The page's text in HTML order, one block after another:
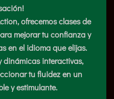
ofrecemos clases de
mejorar tu confianza y
en el idioma que elijas.
dinámicas interactivas,
tu fluidez en un
y estimulante.